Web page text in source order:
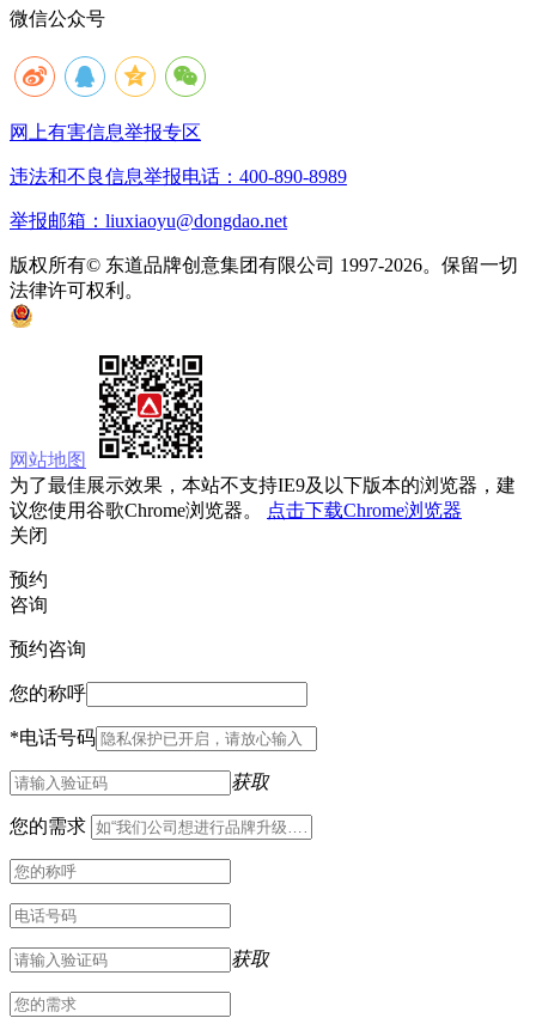
微信公众号
网上有害信息举报专区
违法和不良信息举报电话：400-890-8989
举报邮箱：liuxiaoyu@dongdao.net
版权所有© 东道品牌创意集团有限公司 1997-2026。保留一切
法律许可权利。
网站地图
为了最佳展示效果，本站不支持IE9及以下版本的浏览器，建
议您使用谷歌Chrome浏览器。
点击下载Chrome浏览器
关闭
预约
咨询
预约咨询
您的称呼
*电话号码
获取
您的需求
获取